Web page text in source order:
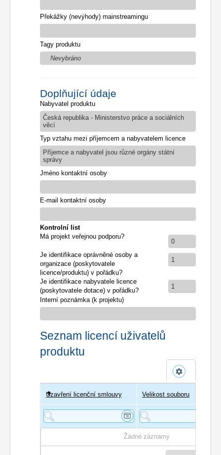
Překážky (nevýhody) mainstreamingu
Tagy produktu
Nevybráno
Doplňující údaje
Nabyvatel produktu
Česká republika - Ministerstvo práce a sociálních
věcí
Typ vztahu mezi příjemcem a nabyvatelem licence
Příjemce a nabyvatel jsou různé orgány státní
správy
Jméno kontaktní osoby
E-mail kontaktní osoby
Kontrolní list
Má projekt veřejnou podporu?
0
Je identifikace oprávněné osoby a
organizace (poskytovatele
licence/produktu) v pořádku?
1
Je identifikace nabyvatele licence
(poskytovatele dotace) v pořádku?
1
Interní poznámka (k projektu)
Seznam licencí uživatelů
produktu
Uživatel
Uzavření licenční smlouvy Velikost souboru
Žádné záznamy